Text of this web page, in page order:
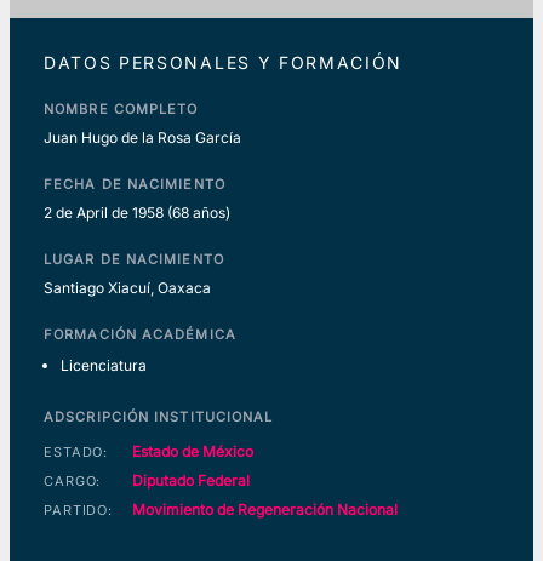
DATOS PERSONALES Y FORMACIÓN
NOMBRE COMPLETO
Juan Hugo de la Rosa García
FECHA DE NACIMIENTO
2 de April de 1958 (68 años)
LUGAR DE NACIMIENTO
Santiago Xiacuí, Oaxaca
FORMACIÓN ACADÉMICA
Licenciatura
ADSCRIPCIÓN INSTITUCIONAL
ESTADO: Estado de México
CARGO: Diputado Federal
PARTIDO: Movimiento de Regeneración Nacional